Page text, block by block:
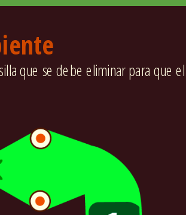
que se debe eliminar para que